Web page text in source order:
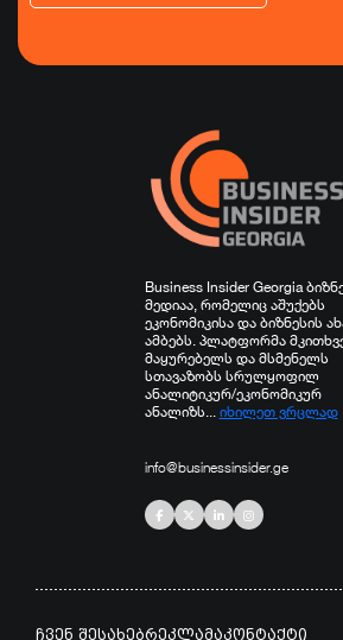
Business Insider Georgia
მედიაა, რომელიც აშუქებს
ეკონომიკისა და ბიზნესის
ამბებს. პლატფორმა
მაყურებელს და მსმენელს
სთავაზობს სრულყოფილ
ანალიტიკურ/ეკონომიკურ
ანალიზს... იხილეთ ვრცლად
info@businessinsider.ge
ჩვენ შესახებრეკლამაკონტაქტი